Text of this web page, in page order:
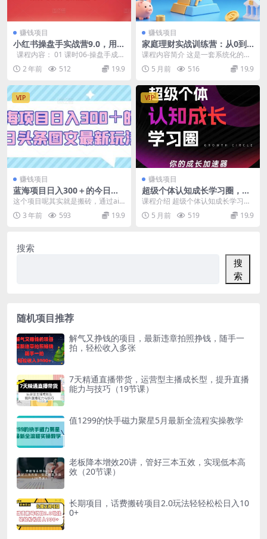
赚钱项目
小红书操盘手实战营9.0，用小
红书放大你的生意势能，赋能
少数人成为优秀操盘手
课程内容： 01 课时06-操盘手成交
篇:聚光投放实操(直2024...
2 年前 512 19.9
赚钱项目
家庭理财实战训练营：从0到1
建体系，三阶进阶层层递进，
助你持续创造稳定睡后收入
课程内容简介 这是一套系统化的家
庭理财实战训练营，旨在帮助学员
从0到1建立完整的...
5 月前 516 19.9
VIP
赚钱项目
蓝海项目日入300＋的今日头
条图文最新玩法
这个项目呢其实就是搬砖，通过ai
改写工具将爆文进行伪原创，从而
获取平台的收益，今...
3 年前 593 19.9
VIP
赚钱项目
超级个体认知成长学习圈，你
的成长加速器，用认知破局，
用行动变现（更新26年3月）
课程介绍 超级个体认知成长学习
圈，你的成长加速器。 在这里，不
做被动跟随者，只做...
5 月前 519 19.9
搜索
搜
索
随机项目推荐
解气又挣钱的项目，最新违章拍照挣钱，随手一
拍，轻松收入多张
7天精通直播带货，运营型主播成长型，提升直播
能力与技巧（19节课）
值1299的快手磁力聚星5月最新全流程实操教学
老板降本增效20讲，管好三本五效，实现低本高
效（20节课）
长期项目，话费搬砖项目2.0玩法轻轻松松日入10
0+